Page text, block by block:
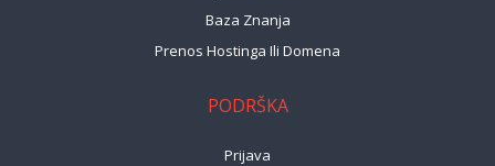
Baza Znanja
Prenos Hostinga Ili Domena
PODRŠKA
Prijava